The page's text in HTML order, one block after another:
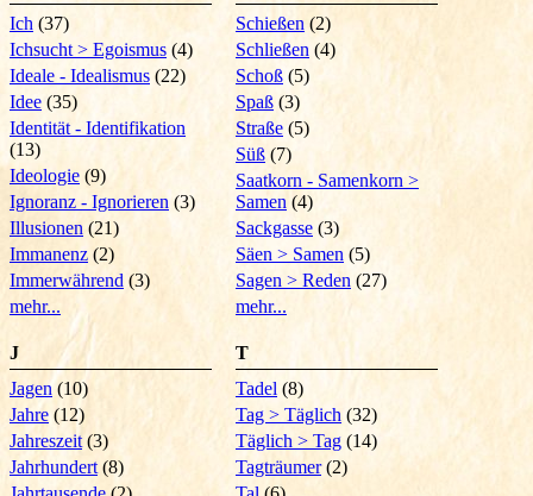
Ich (37)
Ichsucht > Egoismus (4)
Ideale - Idealismus (22)
Idee (35)
Identität - Identifikation
(13)
Ideologie (9)
Ignoranz - Ignorieren (3)
Illusionen (21)
Immanenz (2)
Immerwährend (3)
mehr...
J
Jagen (10)
Jahre (12)
Jahreszeit (3)
Jahrhundert (8)
Schießen (2)
Schließen (4)
Schoß (5)
Spaß (3)
Straße (5)
Süß (7)
Saatkorn - Samenkorn >
Samen (4)
Sackgasse (3)
Säen > Samen (5)
Sagen > Reden (27)
mehr...
T
Tadel (8)
Tag > Täglich (32)
Täglich > Tag (14)
Tagträumer (2)